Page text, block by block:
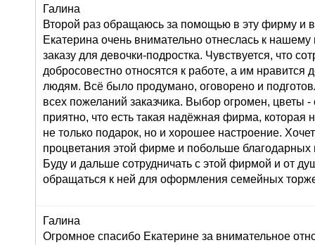
Галина
Второй раз обращаюсь за помощью в эту фирму и
Екатерина очень внимательно отнеслась к
заказу для девочки-подростка. Чувствуется, что
добросовестно относятся к работе, а им нравится
людям. Всё было продумано, оговорено и
всех пожеланий заказчика. Выбор огромен, цветы
приятно, что есть такая надёжная фирма, которая
не только подарок, но и хорошее настроение.
процветания этой фирме и побольше благодарных
Буду и дальше сотрудничать с этой фирмой и от
обращаться к ней для оформления семейных
Галина
Огромное спасибо Екатерине за внимательное